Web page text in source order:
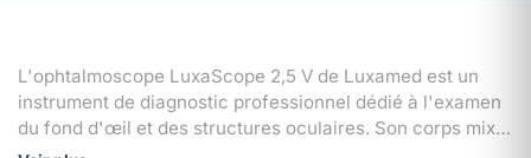
L'ophtalmoscope LuxaScope 2,5 V de Luxamed est un
instrument de diagnostic professionnel dédié à l'examen
du fond d'œil et des structures oculaires. Son corps mixte